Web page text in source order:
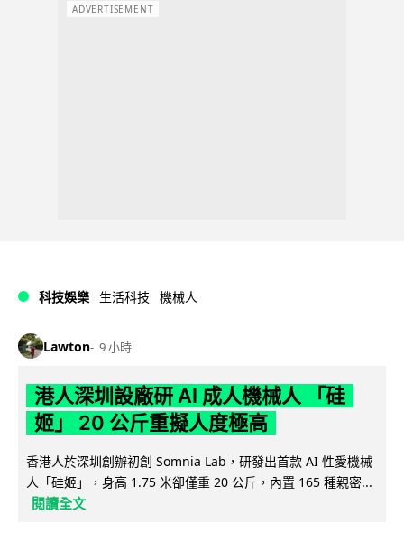
ADVERTISEMENT
科技娛樂 生活科技 機械人
Lawton 9 小時
港人深圳設廠研 AI 成人機械人 「硅
姬」 20 公斤重擬人度極高
香港人於深圳創辦初創 Somnia Lab，研發出首款 AI 性愛機械
人「硅姬」，身高 1.75 米卻僅重 20 公斤，內置 165 種親密...
閱讀全文